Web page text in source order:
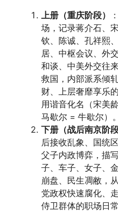
上册（重庆阶段）
场，记录蒋介石、
钦、陈诚、孔祥熙
居、中枢会议、外
和谈、中美外交往
救国，内部派系倾
财、上层奢靡享乐
用谐音化名（宋美
马歇尔 = 牛歇尔）。
下册（战后南京阶段
后接收乱象、国统
父子内政博弈，描
子、车子、女子、
崩盘、民生凋敝，
党政权快速腐化、
侍卫群体的职场日